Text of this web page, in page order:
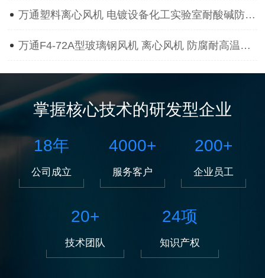
万通塑料离心风机 电镀设备化工实验室耐酸碱防腐蚀抽风用通风机
万通F4-72A型玻璃钢风机 离心风机 防腐耐高温离心风机
掌握核心技术的研发型企业
18年
公司成立
4000+
服务客户
200+
企业员工
20+
技术团队
24项
知识产权